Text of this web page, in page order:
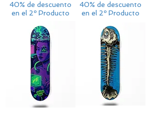
40% de descuento
en el 2º Producto
40% de descuento
en el 2º Producto